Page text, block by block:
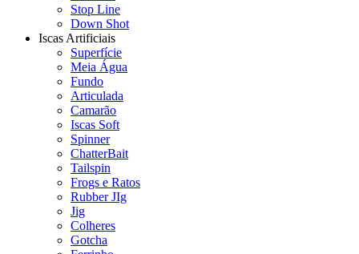
Stop Line
Down Shot
Iscas Artificiais
Superfície
Meia Água
Fundo
Articulada
Camarão
Iscas Soft
Spinner
ChatterBait
Tailspin
Frogs e Ratos
Rubber JIg
Jig
Colheres
Gotcha